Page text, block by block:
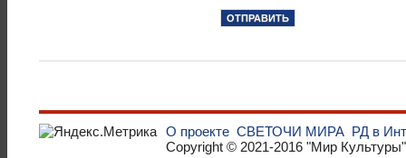
О проекте СВЕТОЧИ МИРА РД в
Copyright © 2021-2016 "Мир Культуры"